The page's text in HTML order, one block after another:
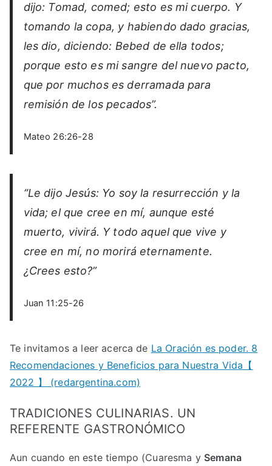
dijo: Tomad, comed; esto es mi cuerpo. Y
tomando la copa, y habiendo dado gracias,
les dio, diciendo: Bebed de ella todos;
porque esto es mi sangre del nuevo pacto,
que por muchos es derramada para
remisión de los pecados”.
Mateo 26:26-28
“Le dijo Jesús: Yo soy la resurrección y la
vida; el que cree en mí, aunque esté
muerto, vivirá. Y todo aquel que vive y
cree en mí, no morirá eternamente.
¿Crees esto?”
Juan 11:25-26
Te invitamos a leer acerca de La Oración es poder. 8
Recomendaciones y Beneficios para Nuestra Vida【
2022 】 (redargentina.com)
TRADICIONES CULINARIAS. UN
REFERENTE GASTRONÓMICO
Aun cuando en este tiempo (Cuaresma y Semana